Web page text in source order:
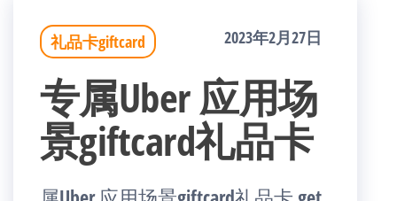
礼品卡giftcard 2023年2月27日
专属Uber 应用场
景giftcard礼品卡